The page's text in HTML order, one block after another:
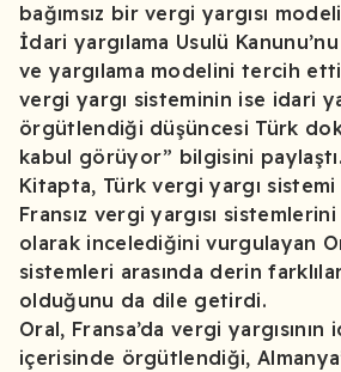
bağımsız bir vergi yargısı
İdari yargılama Usulü
ve yargılama modelini tercih
vergi yargı sisteminin ise idari
örgütlendiği düşüncesi Türk
kabul görüyor” bilgisini paylaştı.
Kitapta, Türk vergi yargı sistemi
Fransız vergi yargısı sistemlerini
olarak incelediğini vurgulayan
sistemleri arasında derin
olduğunu da dile getirdi.
Oral, Fransa’da vergi yargısının
içerisinde örgütlendiği,